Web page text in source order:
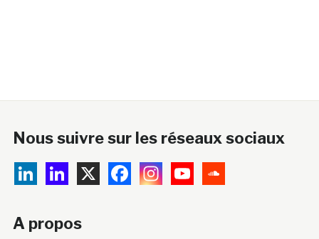
Nous suivre sur les réseaux sociaux
A propos